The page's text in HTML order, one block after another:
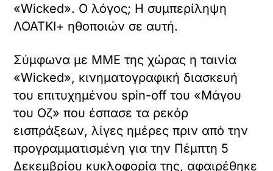
«Wicked». Ο λόγος; Η συμπερίληψη
ΛΟΑΤΚΙ+ ηθοποιών σε αυτή.
Σύμφωνα με ΜΜΕ της χώρας η ταινία
«Wicked», κινηματογραφική διασκευή
του επιτυχημένου spin-off του «Μάγου
του Οζ» που έσπασε τα ρεκόρ
εισπράξεων, λίγες ημέρες πριν από την
προγραμματισμένη για την Πέμπτη 5
Δεκεμβρίου κυκλοφορία της, αφαιρέθηκε